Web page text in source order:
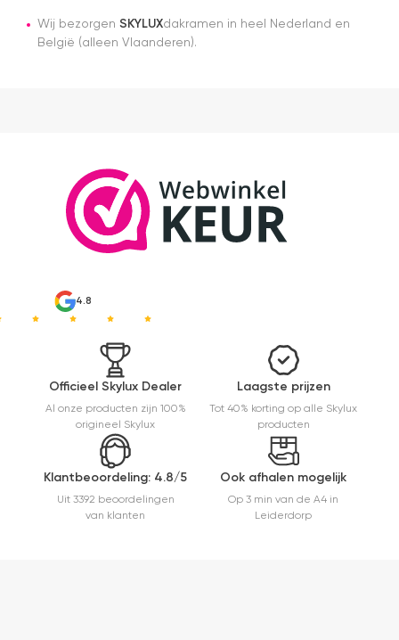
Wij bezorgen SKYLUXdakramen in heel Nederland en
België (alleen Vlaanderen).
4.8
Officieel Skylux Dealer
Al onze producten zijn 100%
origineel Skylux
Laagste prijzen
Tot 40% korting op alle Skylux
producten
Klantbeoordeling: 4.8/5
Uit 3392 beoordelingen
van klanten
Ook afhalen mogelijk
Op 3 min van de A4 in
Leiderdorp